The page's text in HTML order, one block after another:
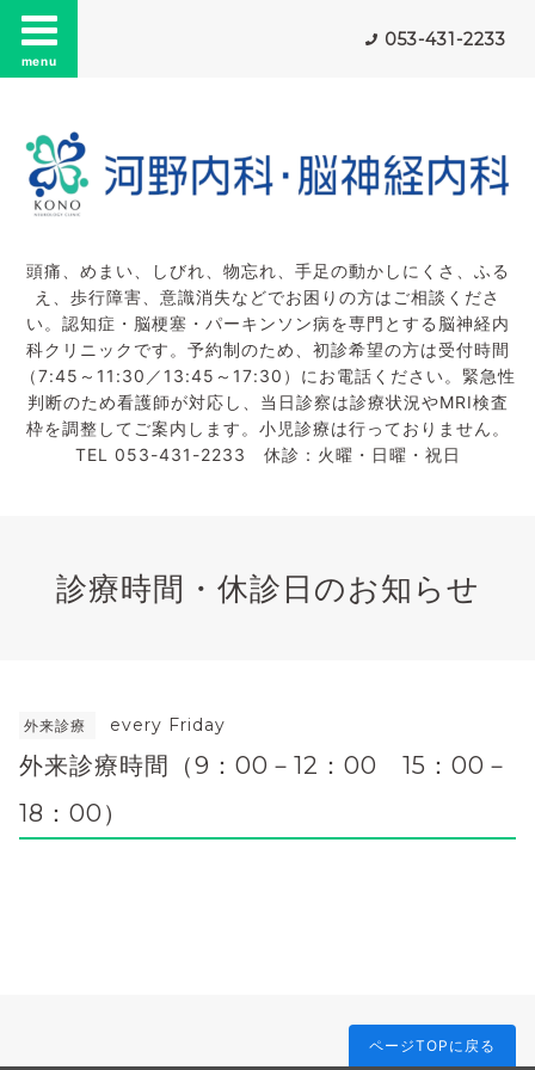
menu
053-431-2233
頭痛、めまい、しびれ、物忘れ、手足の動かしにくさ、ふる
え、歩行障害、意識消失などでお困りの方はご相談くださ
い。認知症・脳梗塞・パーキンソン病を専門とする脳神経内
科クリニックです。予約制のため、初診希望の方は受付時間
（7:45～11:30／13:45～17:30）にお電話ください。緊急性
判断のため看護師が対応し、当日診察は診療状況やMRI検査
枠を調整してご案内します。小児診療は行っておりません。
TEL 053-431-2233 休診：火曜・日曜・祝日
診療時間・休診日のお知らせ
外来診療 every Friday
外来診療時間（9：00－12：00 15：00－
18：00）
ページTOPに戻る